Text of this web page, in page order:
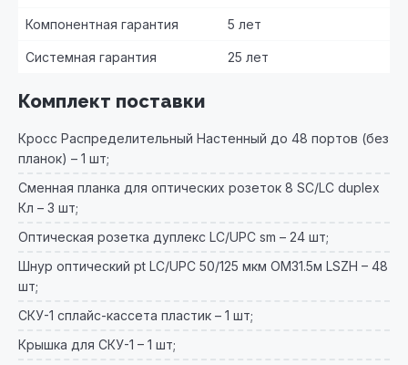
Компонентная гарантия 5 лет
Системная гарантия 25 лет
Комплект поставки
Кросс Распределительный Настенный до 48 портов (без
планок) – 1 шт;
Сменная планка для оптических розеток 8 SC/LC duplex
Кл – 3 шт;
Оптическая розетка дуплекс LC/UРС sm – 24 шт;
Шнур оптический pt LC/UPC 50/125 мкм OM31.5м LSZH – 48
шт;
СКУ-1 сплайс-кассета пластик – 1 шт;
Крышка для СКУ-1 – 1 шт;